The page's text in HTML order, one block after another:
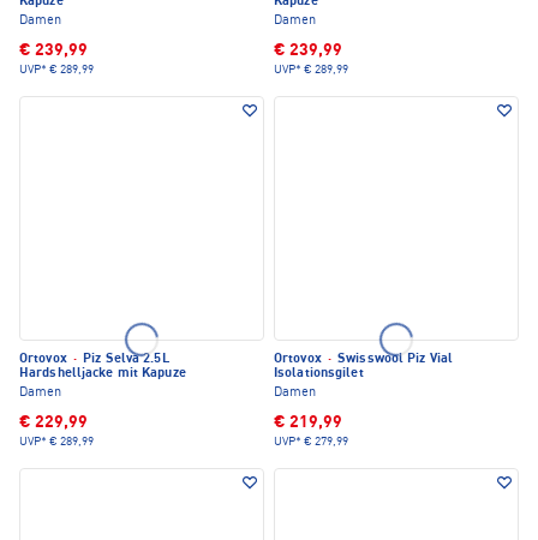
Damen
€ 239,99
UVP* € 289,99
Damen
€ 239,99
UVP* € 289,99
Ortovox · Piz Selva 2.5L
Hardshelljacke mit Kapuze
Damen
€ 229,99
UVP* € 289,99
Ortovox · Swisswool Piz Vial
Isolationsgilet
Damen
€ 219,99
UVP* € 279,99